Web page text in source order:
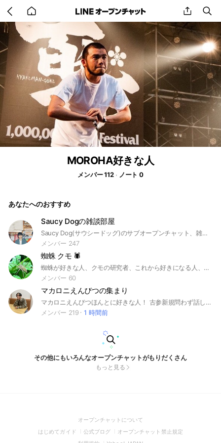
back
to
share
MOROHA好きな人
メンバー 112 ノート 0
あなたへのおすすめ
Saucy Dogの雑談部屋
Saucy Dog(サウシードッグ)のサブオープンチャット、雑談専用の部屋です！
メンバー 247
蜘蛛 クモ 🕷
蜘蛛が好きな人、クモの研究者、これから好きになる人、自由に語り合いましょう
メンバー 60
マカロニえんぴつの集まり
マカロニえんぴつほんとに好きな人！ 古参新規問わず話しましょ~ #邦ロック #マカロニえんぴつ #マカえん #マカロッカー #マカロック
メンバー 219
1 時間前
その他にもいろんなオープンチャットがもりだくさん
もっと見る
オープンチャットについて
in
はじめてガイド
(Open
in
公式ブログ
(Open
in
オープンチャット禁止規定(Open